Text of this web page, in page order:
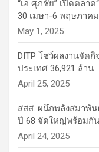
“เอ ศุภชัย” เปิดตลาด
30 เมษา-6 พฤษภาค
May 1, 2025
DITP โชว์ผลงานจัดกิ
ประเทศ 36,921 ล้า
April 25, 2025
สสส. ผนึกพลังสมาพัน
ปี 68 จัดใหญ่พร้อมกั
April 24, 2025